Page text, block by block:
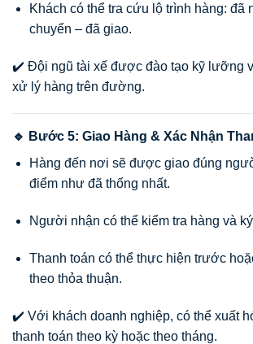
Khách có thể tra cứu lộ trình hàng: đã
chuyển – đã giao.
✔️ Đội ngũ tài xế được đào tạo kỹ lưỡng
xử lý hàng trên đường.
🔹 Bước 5: Giao Hàng & Xác Nhận
Hàng đến nơi sẽ được giao đúng
điểm như đã thống nhất.
Người nhận có thể kiểm tra hàng và
Thanh toán có thể thực hiện trước
theo thỏa thuận.
✔️ Với khách doanh nghiệp, có thể xuất
thanh toán theo kỳ hoặc theo tháng.